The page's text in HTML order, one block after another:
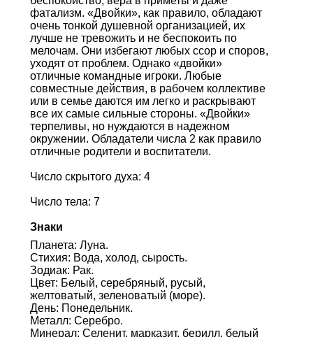
фатализм. «Двойки», как правило, обладают
очень тонкой душевной организацией, их
лучше не тревожить и не беспокоить по
мелочам. Они избегают любых ссор и споров,
уходят от проблем. Однако «двойки»
отличные командные игроки. Любые
совместные действия, в рабочем коллективе
или в семье даются им легко и раскрывают
все их самые сильные стороны. «Двойки»
терпеливы, но нуждаются в надежном
окружении. Обладатели числа 2 как правило
отличные родители и воспитатели.
Число скрытого духа: 4
Число тела: 7
Знаки
Планета: Луна.
Стихия: Вода, холод, сырость.
Зодиак: Рак.
Цвет: Белый, серебряный, русый,
желтоватый, зеленоватый (море).
День: Понедельник.
Металл: Серебро.
Минерал: Селенит, марказит, берилл, белый